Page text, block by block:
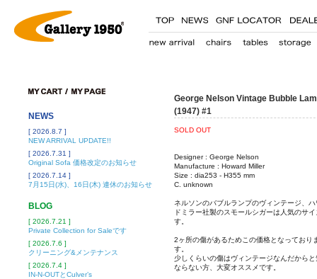
NEWS
[ 2026.8.7 ]
NEW ARRIVAL UPDATE!!
[ 2026.7.31 ]
Original Sofa 価格改定のお知らせ
[ 2026.7.14 ]
7月15日(水)、16日(木) 連休のお知らせ
BLOG
[ 2026.7.21 ]
Private Collection for Saleです
[ 2026.7.6 ]
クリーニング&メンテナンス
[ 2026.7.4 ]
IN-N-OUTとCulver’s
George Nelson Vintage Bubble
(1947) #1
SOLD OUT
Designer : George Nelson
Manufacture : Howard Miller
Size : dia253 - H355 mm
C. unknown
ネルソンのバブルランプのヴィンテージ、ハ
ドミラー社製のスモールシガーは人気のサイ
す。
2ヶ所の傷があるためこの価格となっており
す。
少しくらいの傷はヴィンテージなんだからと
ならない方、大変オススメです。